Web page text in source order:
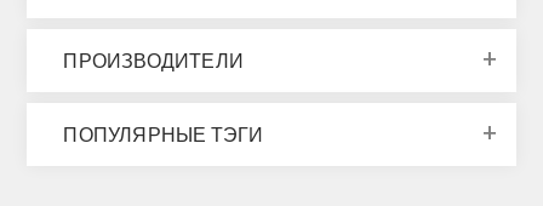
ПРОИЗВОДИТЕЛИ
ПОПУЛЯРНЫЕ ТЭГИ